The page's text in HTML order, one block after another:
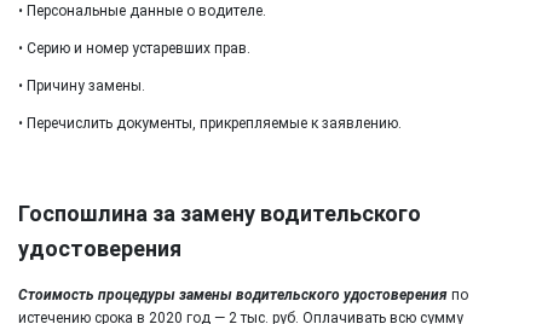
• Персональные данные о водителе.
• Серию и номер устаревших прав.
• Причину замены.
• Перечислить документы, прикрепляемые к заявлению.
Госпошлина за замену водительского
удостоверения
Стоимость процедуры замены водительского удостоверения по
истечению срока в 2020 год — 2 тыс. руб. Оплачивать всю сумму